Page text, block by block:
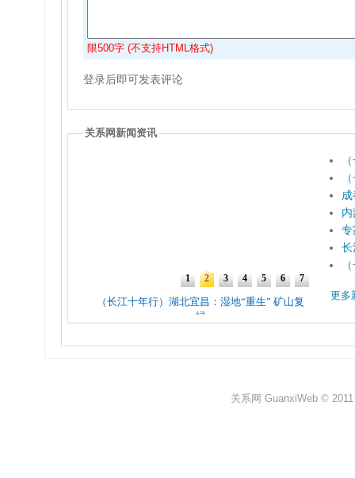
限500字 (不支持HTML格式)
登录后即可发表评论
关系网新闻资讯
专
长
更多
关系网 GuanxiWeb ©